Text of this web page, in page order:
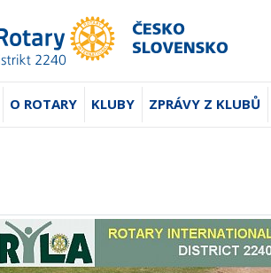
(AKTUÁLNÍ)
O ROTARY KLUBY ZPRÁVY Z KLUBŮ